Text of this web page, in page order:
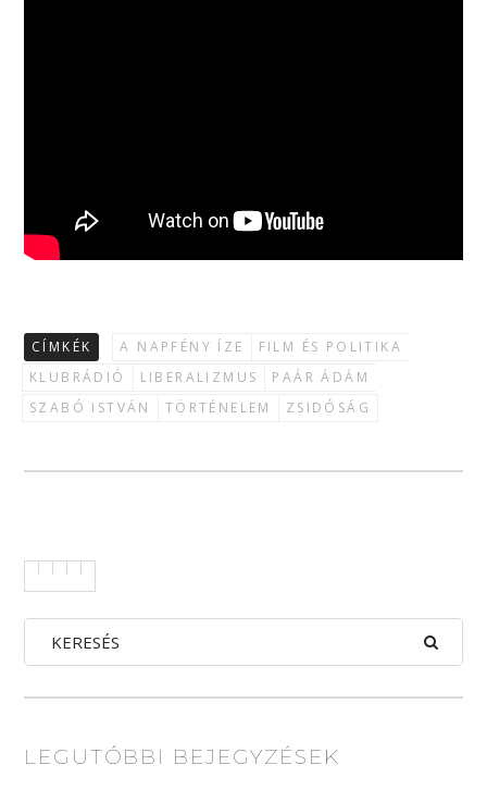
CÍMKÉK A NAPFÉNY ÍZE
FILM ÉS POLITIKA
KLUBRÁDIÓ
LIBERALIZMUS
PAÁR ÁDÁM
SZABÓ ISTVÁN
TÖRTÉNELEM ZSIDÓSÁG
LEGUTÓBBI BEJEGYZÉSEK